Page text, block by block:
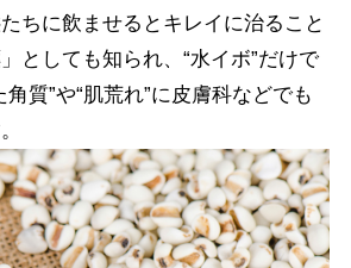
ちに飲ませるとキレイに治ること
としても知られ、“水イボ”だけで
質”や“肌荒れ”に皮膚科などでも